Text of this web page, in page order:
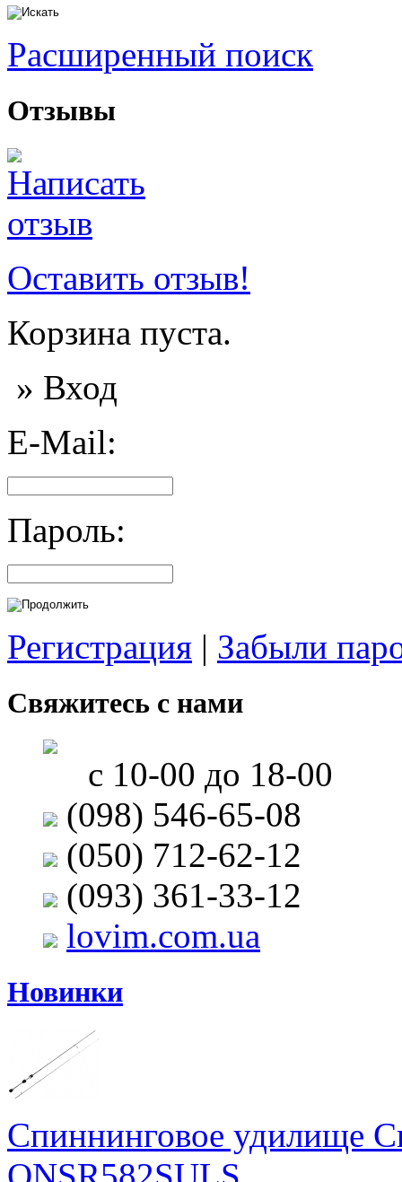
Расширенный поиск
Отзывы
Оставить отзыв!
Корзина пуста.
» Вход
E-Mail:
Пароль:
Регистрация | Забыли
Свяжитесь с нами
с 10-00 до 18-00
(098) 546-65-08
(050) 712-62-12
(093) 361-33-12
lovim.com.ua
Новинки
Спиннинговое удилище